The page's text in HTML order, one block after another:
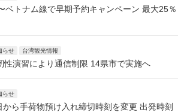
ベトナム線で早期予約キャンペーン 最大25％
らせ 台湾観光情報
性演習により通信制限 14県市で実施へ
らせ
ら手荷物預け入れ締切時刻を変更 出発時刻